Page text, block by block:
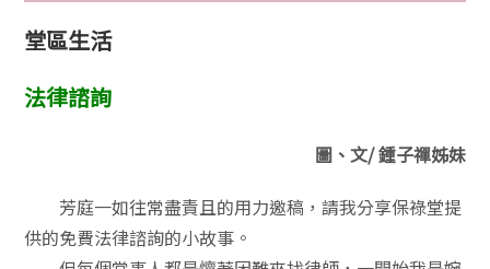
堂區生活
法律諮詢
圖、文/ 鍾子禪姊妹
芳庭一如往常盡責且的用力邀稿，請我分享保祿堂提
供的免費法律諮詢的小故事。